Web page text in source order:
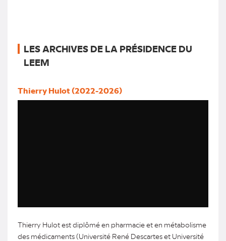
LES ARCHIVES DE LA PRÉSIDENCE DU
LEEM
Thierry Hulot (2022-2026)
Thierry Hulot est diplômé en pharmacie et en métabolisme
des médicaments (Université René Descartes et Université